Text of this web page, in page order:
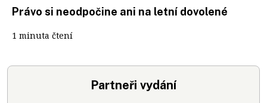
Právo si neodpočine ani na letní dovolené
1 minuta čtení
Partneři vydání